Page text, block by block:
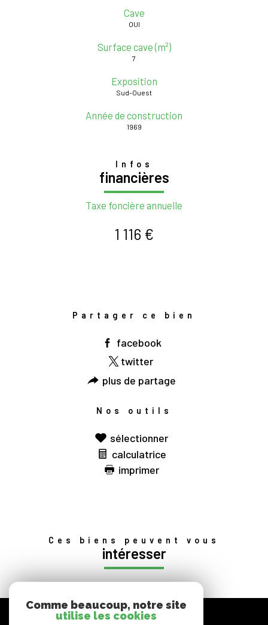
Cave
OUI
Surface cave (m²)
7
Exposition
Sud-Ouest
Année de construction
1969
Infos
financières
Taxe foncière annuelle
1 116 €
Partager ce bien
facebook
twitter
plus de partage
Nos outils
sélectionner
calculatrice
imprimer
Ces biens peuvent vous
intéresser
nous
Comme beaucoup, notre site
utilise les cookies